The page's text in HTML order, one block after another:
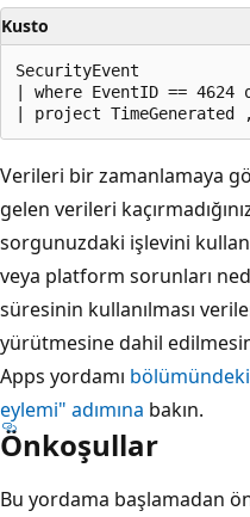
Kusto
SecurityEvent
| where EventID == 4624
Verileri bir zamanlamaya
gelen verileri
sorgunuzdaki işlevini
veya platform sorunları
süresinin kullanılması
yürütmesine dahil
Apps yordamı
eylemi" adımına bakın.
Önkoşullar
Bu yordama başlamadan